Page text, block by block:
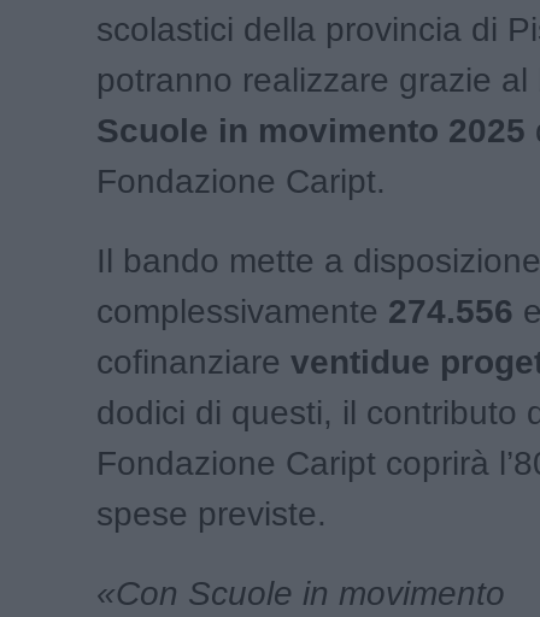
scolastici della provincia di
potranno realizzare grazie al
Scuole in movimento 2025
Fondazione Caript.
Il bando mette a disposizione
complessivamente 274.556
cofinanziare ventidue
dodici di questi, il contributo
Fondazione Caript coprirà
spese previste.
«Con Scuole in movimento